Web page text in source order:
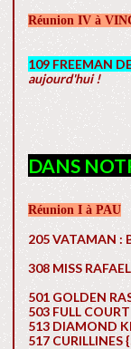
Réunion IV à
109 FREEMAN
aujourd'hui !
DANS
Réunion I à PAU
205 VATAMAN :
308 MISS
501 GOLDEN
503 FULL
513 DIAMOND
517